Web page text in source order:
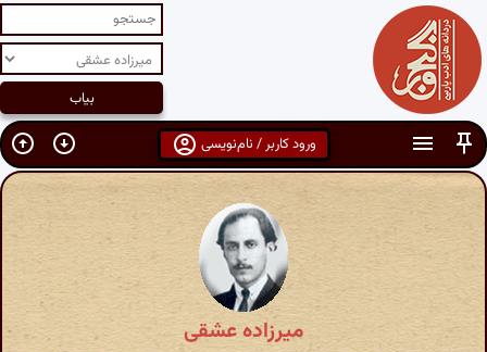
ورود کاربر / نام‌نویسی
میرزاده عشقی